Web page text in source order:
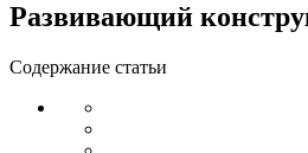
Развивающий
Содержание статьи